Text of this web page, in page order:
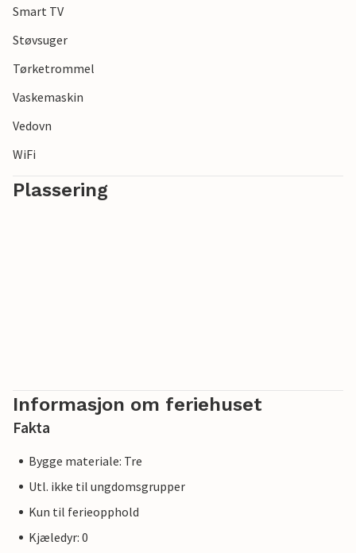
Smart TV
Støvsuger
Tørketrommel
Vaskemaskin
Vedovn
WiFi
Plassering
Informasjon om feriehuset
Fakta
Bygge materiale: Tre
Utl. ikke til ungdomsgrupper
Kun til ferieopphold
Kjæledyr: 0